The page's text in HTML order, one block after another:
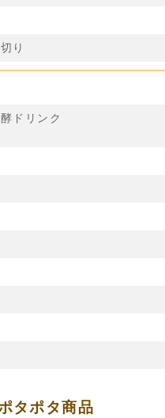
り
ドリンク
タポタ商品